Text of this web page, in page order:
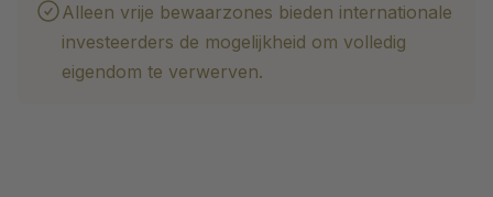
Alleen vrije bewaarzones bieden internationale
investeerders de mogelijkheid om volledig
eigendom te verwerven.